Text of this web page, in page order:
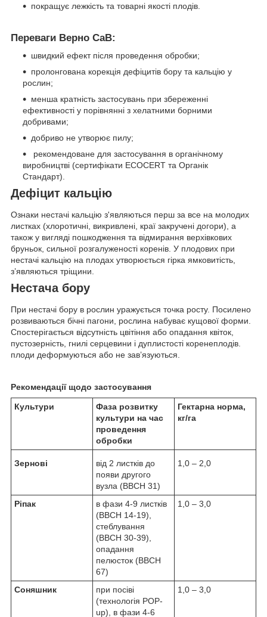
покращує лежкість та товарні якості плодів.
Переваги Верно СаВ:
швидкий ефект після проведення обробки;
пролонгована корекція дефіцитів бору та кальцію у
рослин;
менша кратність застосувань при збереженні
ефективності у порівнянні з хелатними борними
добривами;
добриво не утворює пилу;
рекомендоване для застосування в органічному
виробництві (сертифікати ECOCERT та Органік
Стандарт).
Дефіцит кальцію
Ознаки нестачі кальцію з'являються перш за все на молодих
листках (хлоротичні, викривлені, краї закручені догори), а
також у вигляді пошкодження та відмирання верхівкових
бруньок, сильної розгалуженості коренів. У плодових при
нестачі кальцію на плодах утворюється гірка ямковитість,
з’являються тріщини.
Нестача бору
При нестачі бору в рослин уражується точка росту. Посилено
розвиваються бічні пагони, рослина набуває кущової форми.
Спостерігається відсутність цвітіння або опадання квіток,
пустозерність, гнилі серцевини і дуплистості коренеплодів.
плоди деформуються або не зав’язуються.
Рекомендації щодо застосування
Культури
Фаза розвитку
культури на час
проведення
обробки
Гектарна норма,
кг/га
Зернові
від 2 листків до
появи другого
вузла (BBCH 31)
1,0 – 2,0
Ріпак
в фази 4-9 листків
(BBCH 14-19),
стеблування
(BBCH 30-39),
опадання
пелюсток (BBCH
67)
1,0 – 3,0
Соняшник
при посіві
(технологія POP-
up), в фази 4-6
1,0 – 3,0